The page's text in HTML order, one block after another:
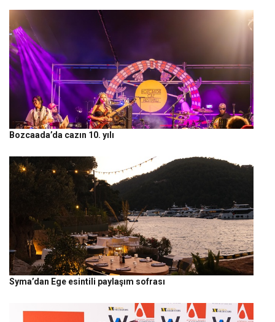
Bozcaada’da cazın 10. yılı
Syma’dan Ege esintili paylaşım sofrası